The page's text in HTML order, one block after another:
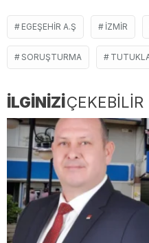
EGEŞEHIR A.Ş İZMIR
SORUŞTURMA
İLGİNİZİÇEKEBİLİR